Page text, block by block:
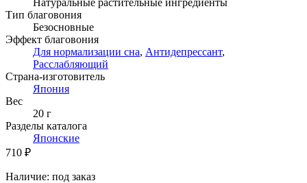
Тип благовония
Безосновные
Эффект благовония
Для нормализации сна, Антидепрессант,
Расслабляющий
Страна-изготовитель
Япония
Вес
20 г
Разделы каталога
Японские
710 ₽
Наличие: под заказ